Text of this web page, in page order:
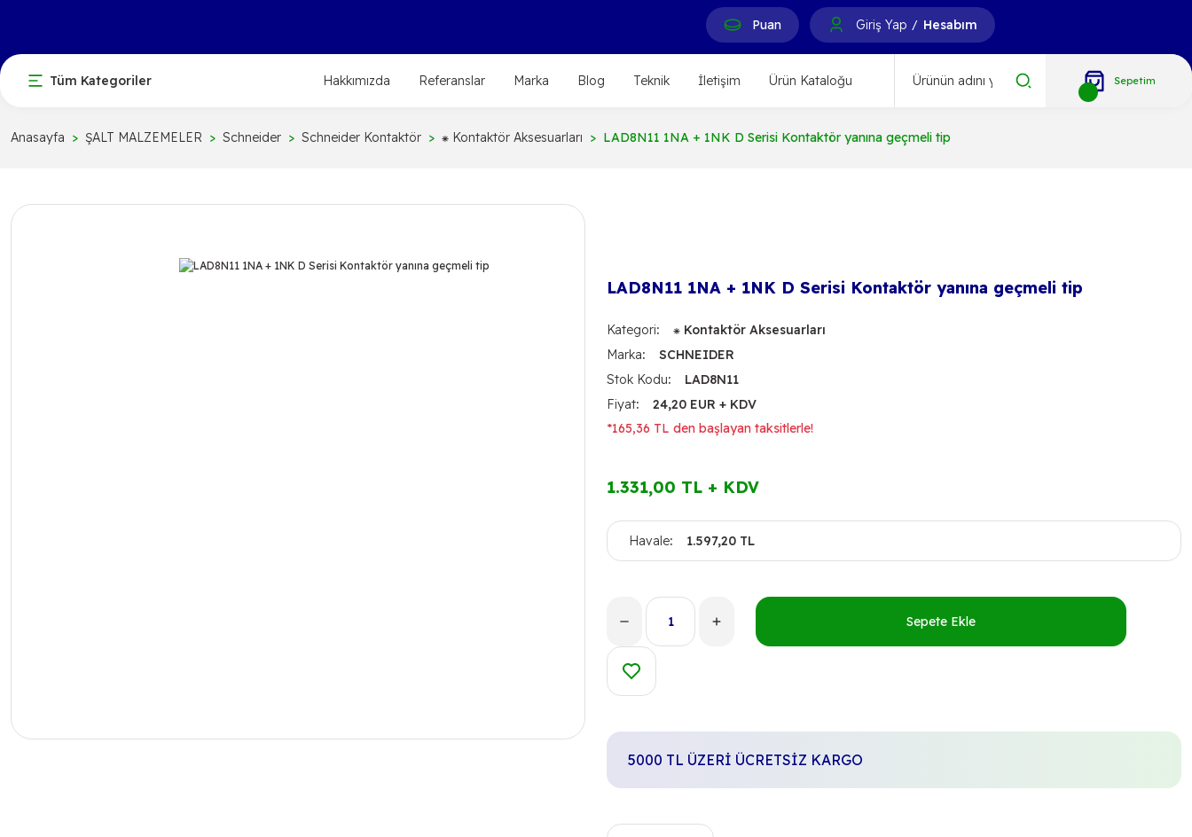
Puan Giriş Yap / Hesabım
Tüm Kategoriler Hakkımızda Referanslar Marka Blog Teknik İletişim Ürün Kataloğu Sepetim
Anasayfa ŞALT MALZEMELER Schneider Schneider Kontaktör ⁕ Kontaktör Aksesuarları LAD8N11 1NA + 1NK D Serisi Kontaktör yanına geçmeli tip
LAD8N11 1NA + 1NK D Serisi Kontaktör yanına geçmeli tip
Kategori
⁕ Kontaktör Aksesuarları
Marka
SCHNEIDER
Stok Kodu
LAD8N11
Fiyat
24,20 EUR + KDV
*165,36 TL den başlayan taksitlerle!
1.331,00 TL + KDV
Havale 1.597,20 TL
Sepete Ekle
5000 TL ÜZERİ ÜCRETSİZ KARGO